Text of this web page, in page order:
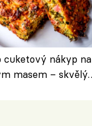
cuketový nákyp na
masem – skvělý
přerostlé